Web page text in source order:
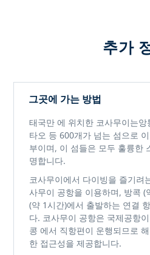
추가
그곳에 가는 방법
태국만 에 위치한 코사무이는앙
타오 등 600개가 넘는 섬으로
부이며, 이 섬들은 모두 훌륭한
명합니다.
코사무이에서 다이빙을 즐기려
사무이 공항을 이용하며, 방콕 (
(약 1시간)에서 출발하는 연결
다. 코사무이 공항은 국제공항
콩 에서 직항편이 운행되므로
한 접근성을 제공합니다.